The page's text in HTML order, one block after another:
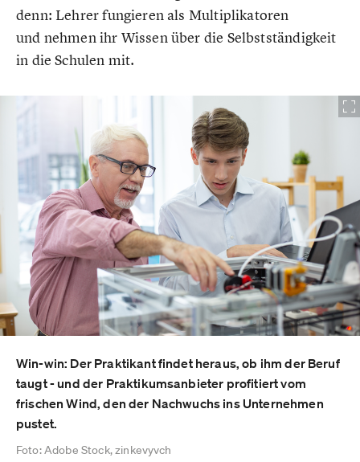
denn: Lehrer fungieren als Multiplikatoren
und nehmen ihr Wissen über die Selbstständigkeit
in die Schulen mit.
Win-win: Der Praktikant findet heraus, ob ihm der Beruf
taugt - und der Praktikumsanbieter profitiert vom
frischen Wind, den der Nachwuchs ins Unternehmen
pustet.
Foto: Adobe Stock, zinkevyvch